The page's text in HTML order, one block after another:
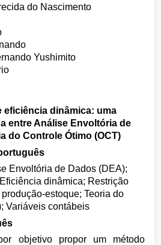
do Nascimento
Yushimito
eficiência dinâmica: uma
entre Análise Envoltória de
do Controle Ótimo (OCT)
Envoltória de Dados (DEA);
dinâmica; Restrição
estoque; Teoria do
Variáveis contábeis
objetivo propor um método